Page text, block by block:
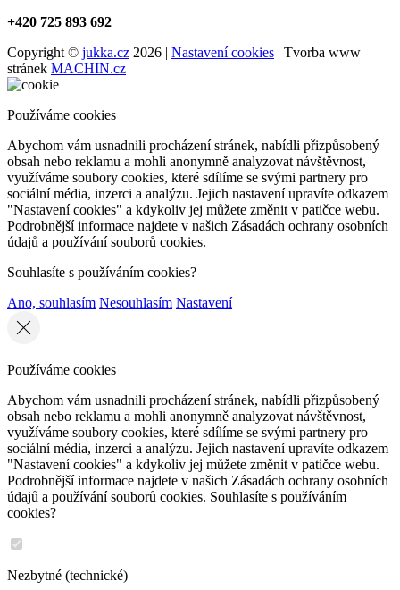
+420 725 893 692
Copyright © jukka.cz 2026 | Nastavení cookies | Tvorba www
stránek MACHIN.cz
Používáme cookies
Abychom vám usnadnili procházení stránek, nabídli přizpůsobený
obsah nebo reklamu a mohli anonymně analyzovat návštěvnost,
využíváme soubory cookies, které sdílíme se svými partnery pro
sociální média, inzerci a analýzu. Jejich nastavení upravíte odkazem
"Nastavení cookies" a kdykoliv jej můžete změnit v patičce webu.
Podrobnější informace najdete v našich Zásadách ochrany osobních
údajů a používání souborů cookies.
Souhlasíte s používáním cookies?
Ano, souhlasím Nesouhlasím Nastavení
Používáme cookies
Abychom vám usnadnili procházení stránek, nabídli přizpůsobený
obsah nebo reklamu a mohli anonymně analyzovat návštěvnost,
využíváme soubory cookies, které sdílíme se svými partnery pro
sociální média, inzerci a analýzu. Jejich nastavení upravíte odkazem
"Nastavení cookies" a kdykoliv jej můžete změnit v patičce webu.
Podrobnější informace najdete v našich Zásadách ochrany osobních
údajů a používání souborů cookies. Souhlasíte s používáním
cookies?
Nezbytné (technické)